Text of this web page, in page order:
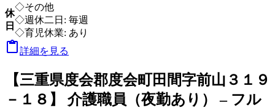
休
日
◇その他
◇週休二日: 毎週
◇育児休業: あり
詳細を見る
【三重県度会郡度会町田間字前山３１９
－１８】 介護職員（夜勤あり） – フル